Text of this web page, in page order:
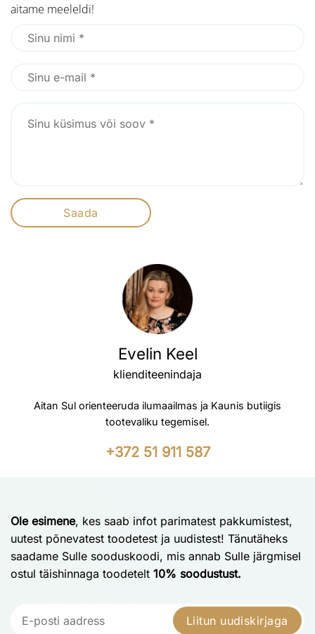
aitame meeleldi!
Evelin Keel
klienditeenindaja
Aitan Sul orienteeruda ilumaailmas ja Kaunis butiigis
tootevaliku tegemisel.
+372 51 911 587
Ole esimene, kes saab infot parimatest pakkumistest,
uutest põnevatest toodetest ja uudistest! Tänutäheks
saadame Sulle sooduskoodi, mis annab Sulle järgmisel
ostul täishinnaga toodetelt 10% soodustust.
Liitun uudiskirjaga